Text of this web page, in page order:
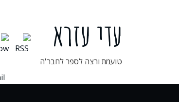
עדי עזרא
טועמת ורצה לספר לחבר'ה